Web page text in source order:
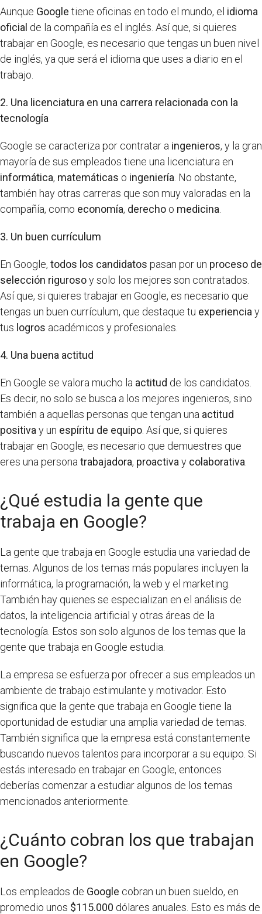
Aunque Google tiene oficinas en todo el mundo, el idioma
oficial de la compañía es el inglés. Así que, si quieres
trabajar en Google, es necesario que tengas un buen nivel
de inglés, ya que será el idioma que uses a diario en el
trabajo.
2. Una licenciatura en una carrera relacionada con la
tecnología
Google se caracteriza por contratar a ingenieros, y la gran
mayoría de sus empleados tiene una licenciatura en
informática, matemáticas o ingeniería . No obstante,
también hay otras carreras que son muy valoradas en la
compañía, como economía, derecho o medicina
3. Un buen currículum
En Google, todos los candidatos pasan por un proceso de
selección rigurosoy solo los mejores son contratados.
Así que, si quieres trabajar en Google, es necesario que
tengas un buen currículum, que destaque tu experiencia y
tus logros académicos y profesionales.
4. Una buena actitud
En Google se valora mucho la actitud de los candidatos.
Es decir, no solo se busca a los mejores ingenieros, sino
también a aquellas personas que tengan una actitud
positiva y un espíritu de equipo . Así que, si quieres
trabajar en Google, es necesario que demuestres que
eres una persona trabajadora, proactiva y colaborativa
¿Qué estudia la gente que
trabaja en Google?
La gente que trabaja en Google estudia una variedad de
temas. Algunos de los temas más populares incluyen la
informática, la programación, la web y el marketing.
También hay quienes se especializan en el análisis de
datos, la inteligencia artificial y otras áreas de la
tecnología. Estos son solo algunos de los temas que la
gente que trabaja en Google estudia.
La empresa se esfuerza por ofrecer a sus empleados un
ambiente de trabajo estimulante y motivador. Esto
significa que la gente que trabaja en Google tiene la
oportunidad de estudiar una amplia variedad de temas.
También significa que la empresa está constantemente
buscando nuevos talentos para incorporar a su equipo. Si
estás interesado en trabajar en Google, entonces
deberías comenzar a estudiar algunos de los temas
mencionados anteriormente.
¿Cuánto cobran los que trabajan
en Google?
Los empleados de Google cobran un buen sueldo, en
promedio unos $115.000 dólares anuales. Esto es más de